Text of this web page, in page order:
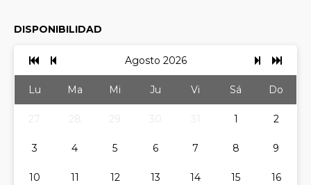
DISPONIBILIDAD
Agosto 2026
Lu Ma Mi Ju Vi Sá Do
1 2
3 4 5 6 7 8 9
10 11 12 13 14 15 16